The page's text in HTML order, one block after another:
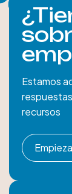
Estamos
recursos